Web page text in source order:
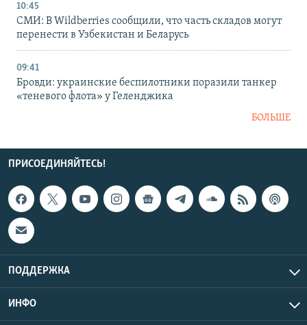
10:45
СМИ: В Wildberries сообщили, что часть складов могут
перенести в Узбекистан и Беларусь
09:41
Бровди: украинские беспилотники поразили танкер
«теневого флота» у Геленджика
БОЛЬШЕ
ПРИСОЕДИНЯЙТЕСЬ!
ПОДДЕРЖКА
ИНФО